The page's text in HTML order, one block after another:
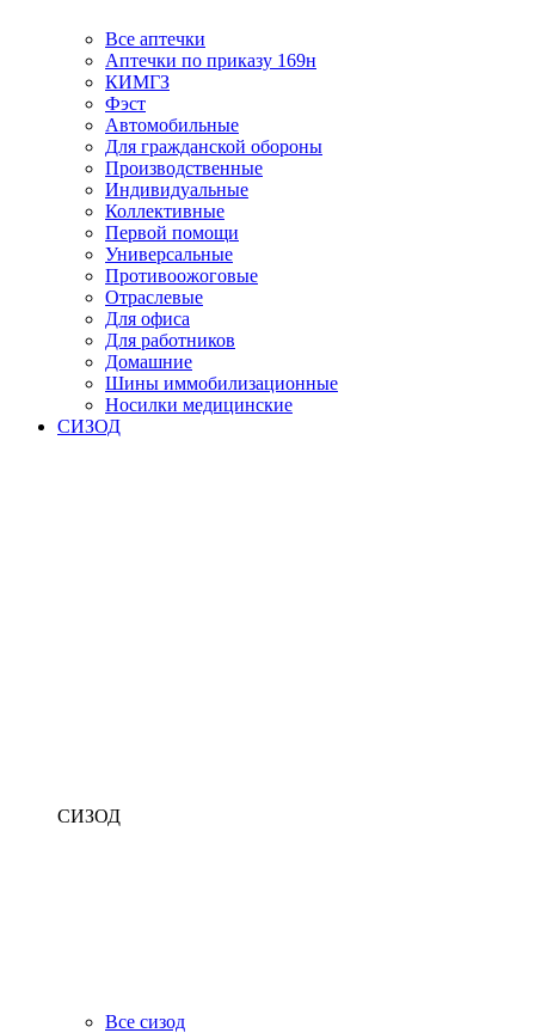
Все аптечки
Аптечки по приказу 169н
КИМГЗ
Фэст
Автомобильные
Для гражданской обороны
Производственные
Индивидуальные
Коллективные
Первой помощи
Универсальные
Противоожоговые
Отраслевые
Для офиса
Для работников
Домашние
Шины иммобилизационные
Носилки медицинские
СИЗОД
СИЗОД
Все сизод